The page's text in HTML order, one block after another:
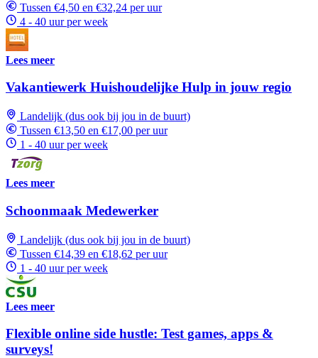
Tussen €4,50 en €32,24 per uur
4 - 40 uur per week
Lees meer
Vakantiewerk Huishoudelijke Hulp in jouw regio
Landelijk (dus ook bij jou in de buurt)
Tussen €13,50 en €17,00 per uur
1 - 40 uur per week
Lees meer
Schoonmaak Medewerker
Landelijk (dus ook bij jou in de buurt)
Tussen €14,39 en €18,62 per uur
1 - 40 uur per week
Lees meer
Flexible online side hustle: Test games, apps &
surveys!